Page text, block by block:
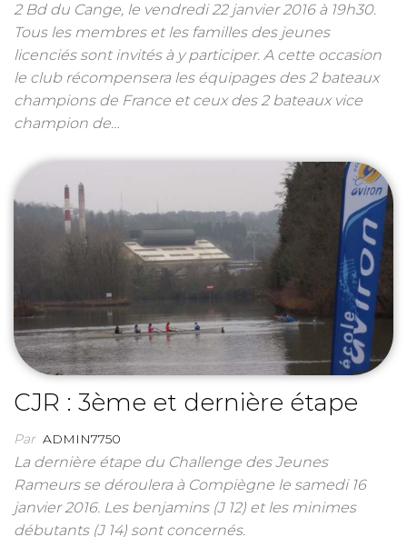
2 Bd du Cange, le vendredi 22 janvier 2016 à 19h30.
Tous les membres et les familles des jeunes
licenciés sont invités à y participer. A cette occasion
le club récompensera les équipages des 2 bateaux
champions de France et ceux des 2 bateaux vice
champion de…
CJR : 3ème et dernière étape
Par ADMIN7750
La dernière étape du Challenge des Jeunes
Rameurs se déroulera à Compiègne le samedi 16
janvier 2016. Les benjamins (J 12) et les minimes
débutants (J 14) sont concernés.